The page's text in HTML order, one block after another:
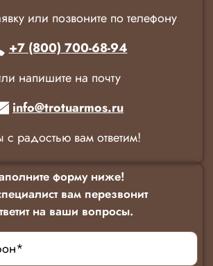
или позвоните по телефону
+7 (800) 700-68-94
напишите на почту
info@trotuarmos.ru
с радостью вам ответим!
форму ниже!
вам перезвонит
на ваши вопросы.